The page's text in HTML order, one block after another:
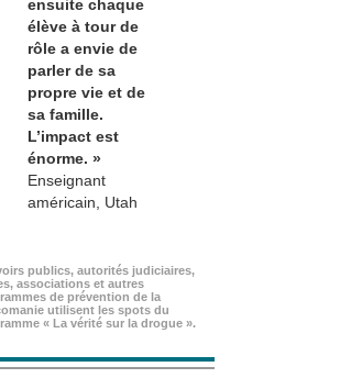
ensuite chaque
élève à tour de
rôle a envie de
parler de sa
propre vie et de
sa famille.
L’impact est
énorme. »
Enseignant
américain, Utah
publics, autorités judiciaires,
associations et autres
de prévention de la
utilisent les spots du
« La vérité sur la drogue ».